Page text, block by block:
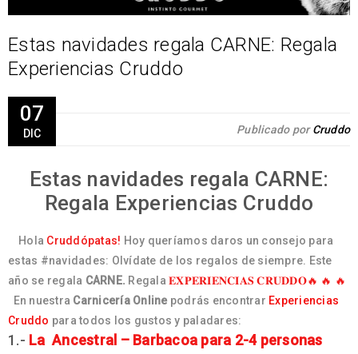
Estas navidades regala CARNE: Regala
Experiencias Cruddo
07
DIC Publicado porCruddo
Estas navidades regala CARNE:
Regala Experiencias Cruddo
Hola Cruddópatas! Hoy queríamos daros un consejo para
estas #navidades: Olvídate de los regalos de siempre. Este
año se regala CARNE. Regala 𝐄𝐗𝐏𝐄𝐑𝐈𝐄𝐍𝐂𝐈𝐀𝐒 𝐂𝐑𝐔𝐃𝐃𝐎🔥 🔥 🔥
En nuestra Carnicería Onlinepodrás encontrar Experiencias
Cruddo para todos los gustos y paladares:
1.- La Ancestral – Barbacoa para 2-4 personas